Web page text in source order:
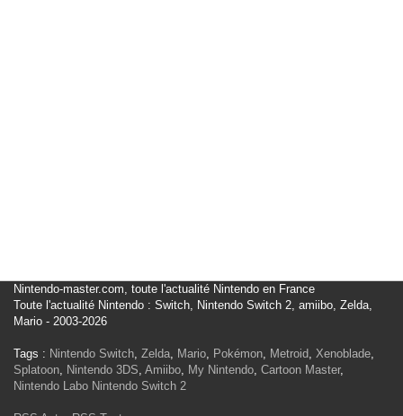
Nintendo-master.com, toute l'actualité Nintendo en France
Toute l'actualité Nintendo : Switch, Nintendo Switch 2, amiibo, Zelda,
Mario - 2003-2026
Tags : Nintendo Switch, Zelda, Mario, Pokémon, Metroid, Xenoblade,
Splatoon, Nintendo 3DS, Amiibo, My Nintendo, Cartoon Master,
Nintendo Labo Nintendo Switch 2